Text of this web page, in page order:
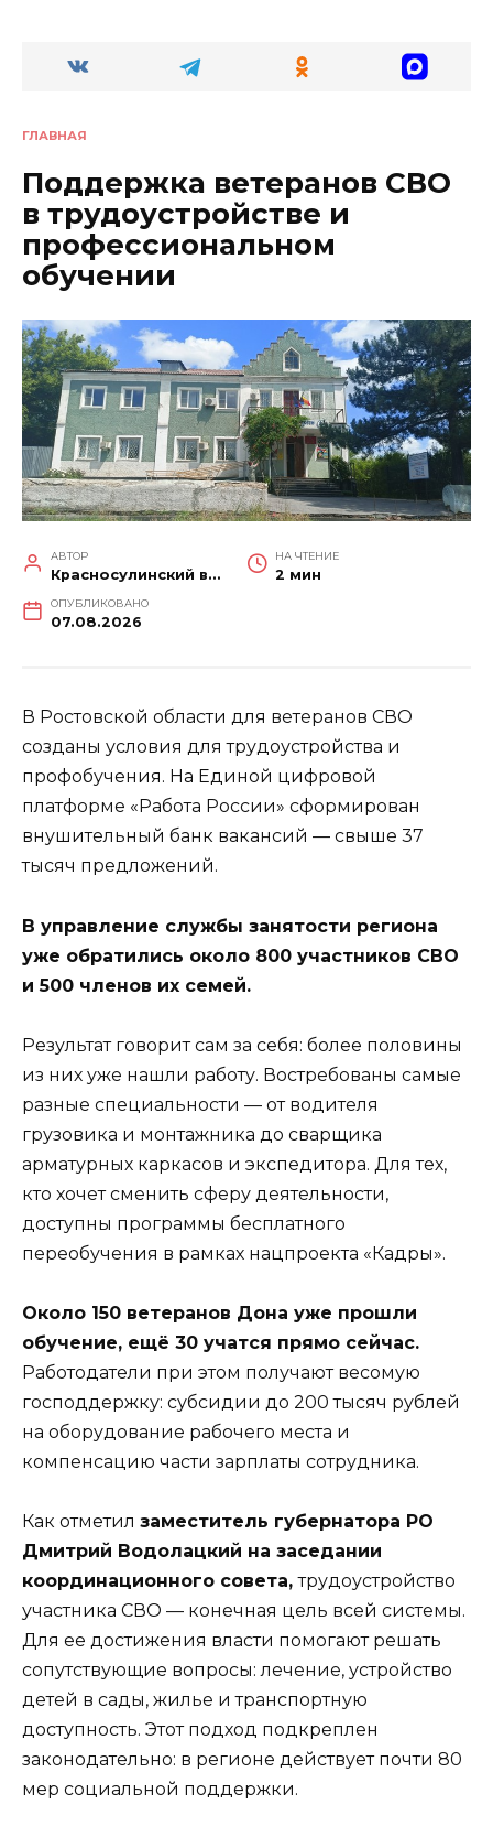
ГЛАВНАЯ
Поддержка ветеранов СВО
в трудоустройстве и
профессиональном
обучении
АВТОР
Красносулинский вестник
НА ЧТЕНИЕ
2 мин
ОПУБЛИКОВАНО
07.08.2026
В Ростовской области для ветеранов СВО
созданы условия для трудоустройства и
профобучения. На Единой цифровой
платформе «Работа России» сформирован
внушительный банк вакансий — свыше 37
тысяч предложений.
В управление службы занятости региона
уже обратились около 800 участников СВО
и 500 членов их семей.
Результат говорит сам за себя: более половины
из них уже нашли работу. Востребованы самые
разные специальности — от водителя
грузовика и монтажника до сварщика
арматурных каркасов и экспедитора. Для тех,
кто хочет сменить сферу деятельности,
доступны программы бесплатного
переобучения в рамках нацпроекта «Кадры».
Около 150 ветеранов Дона уже прошли
обучение, ещё 30 учатся прямо сейчас.
Работодатели при этом получают весомую
господдержку: субсидии до 200 тысяч рублей
на оборудование рабочего места и
компенсацию части зарплаты сотрудника.
Как отметил заместитель губернатора РО
Дмитрий Водолацкий на заседании
координационного совета,трудоустройство
участника СВО — конечная цель всей системы.
Для ее достижения власти помогают решать
сопутствующие вопросы: лечение, устройство
детей в сады, жилье и транспортную
доступность. Этот подход подкреплен
законодательно: в регионе действует почти 80
мер социальной поддержки.